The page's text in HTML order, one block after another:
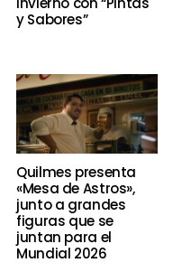
y Sabores”
Quilmes presenta
«Mesa de Astros»,
junto a grandes
figuras que se
juntan para el
Mundial 2026